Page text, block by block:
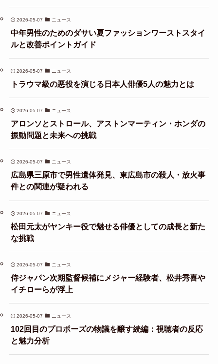
2026-05-07 ニュース
中年男性のためのダサい夏ファッションワーストスタイ
ルと改善ポイントガイド
2026-05-07 ニュース
トラウマ級の悪役を演じる日本人俳優5人の魅力とは
2026-05-07 ニュース
アロンソとストロール、アストンマーティン・ホンダの
振動問題と未来への挑戦
2026-05-07 ニュース
広島県三原市で男性遺体発見、東広島市の殺人・放火事
件との関連が疑われる
2026-05-07 ニュース
松田元太がヤンキー役で魅せる俳優としての成長と新た
な挑戦
2026-05-07 ニュース
侍ジャパン次期監督候補にメジャー経験者、松井秀喜や
イチローらが浮上
2026-05-07 ニュース
102回目のプロポーズの物議を醸す続編：視聴者の反応
と魅力分析